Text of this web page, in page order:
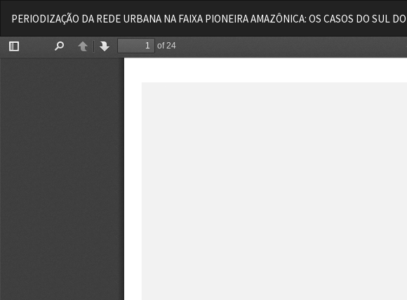
aos
Detalhes
do
PERIODIZAÇÃO DA REDE URBANA NA FAIXA PIONEIRA AMAZÔNICA: OS CASOS DO SUL